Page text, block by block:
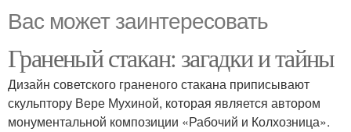
Вас может заинтересовать
Граненый стакан: загадки и тайны
Дизайн советского граненого стакана приписывают
скульптору Вере Мухиной, которая является автором
монументальной композиции «Рабочий и Колхозница».